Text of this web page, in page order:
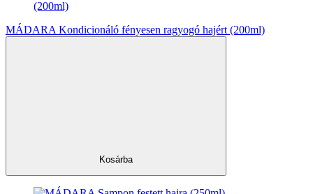
MÁDARA Kondicionáló fényesen ragyogó hajért (200ml)
Kosárba